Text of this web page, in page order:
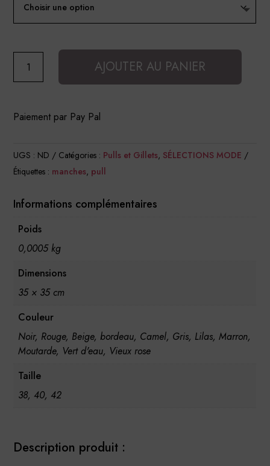
manche
Mohair
AJOUTER AU PANIER
Paiement par Pay Pal
UGS : ND Catégories : Pulls et Gillets, SÉLECTIONS MODE
Étiquettes : manches, pull
Informations complémentaires
Poids
0,0005 kg
Dimensions
35 × 35 cm
Couleur
Noir, Rouge, Beige, bordeau, Camel, Gris, Lilas, Marron,
Moutarde, Vert d'eau, Vieux rose
Taille
38, 40, 42
Description produit :